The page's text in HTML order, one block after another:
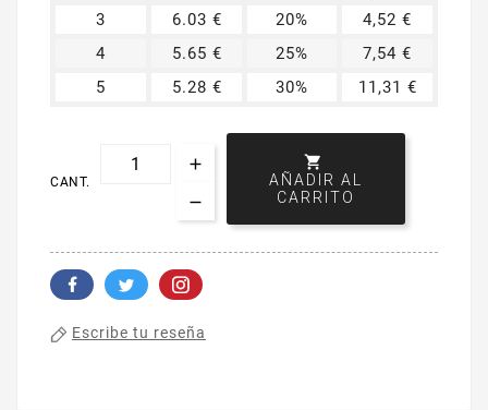
3
6.03 € 20%
4,52 €
4
5.65 € 25%
7,54 €
5
5.28 € 30% 11,31 €
CANT.

AÑADIR AL
CARRITO
Escribe tu reseña